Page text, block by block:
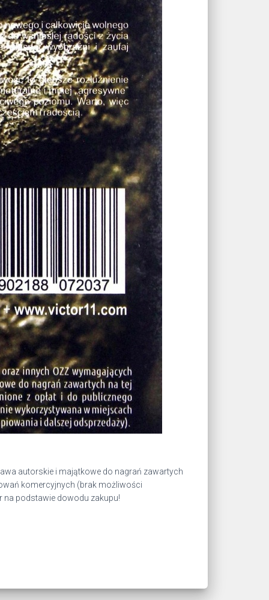
autorskie i majątkowe do nagrań zawartych
komercyjnych (brak możliwości
na podstawie dowodu zakupu!